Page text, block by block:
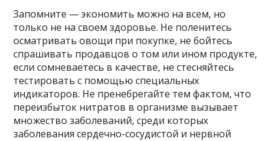
Запомните — экономить можно на всем, но
только не на своем здоровье. Не поленитесь
осматривать овощи при покупке, не бойтесь
спрашивать продавцов о том или ином продукте,
если сомневаетесь в качестве, не стесняйтесь
тестировать с помощью специальных
индикаторов. Не пренебрегайте тем фактом, что
переизбыток нитратов в организме вызывает
множество заболеваний, среди которых
заболевания сердечно-сосудистой и нервной